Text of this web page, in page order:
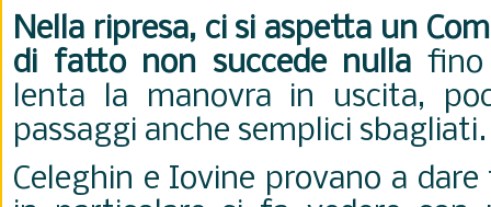
Nella ripresa, ci si aspetta un
di fatto non succede nulla fino
lenta la manovra in uscita,
passaggi anche semplici
Celeghin e Iovine provano a